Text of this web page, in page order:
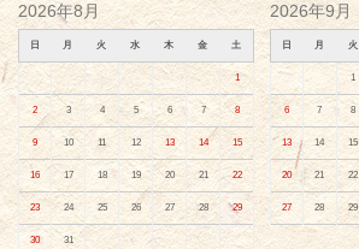
2026年8月
日 月 火 水 木 金 土
1
2 3 4 5 6 7 8
9 10 11 12 13 14 15
16 17 18 19 20 21 22
23 24 25 26 27 28 29
30 31
2026年9月
日 月 火
1
6 7 8
13 14 15
20 21 22
27 28 29